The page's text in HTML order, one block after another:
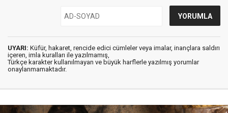
UYARI: Küfür, hakaret, rencide edici cümleler veya imalar, inançlara saldırı
içeren, imla kuralları ile yazılmamış,
Türkçe karakter kullanılmayan ve büyük harflerle yazılmış yorumlar
onaylanmamaktadır.